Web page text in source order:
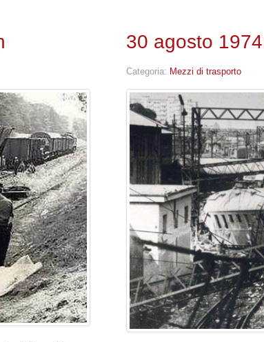
30 agosto
Categoria: Mezzi di trasporto